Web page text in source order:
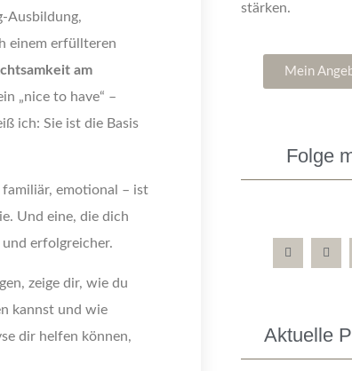
Ausbildung,
einem erfüllteren
am
„nice to have“ –
ich: Sie ist die Basis
emotional – ist
Und eine, die dich
erfolgreicher.
zeige dir, wie du
kannst und wie
dir helfen können,
stärken.
Mein
Folge
Aktuelle